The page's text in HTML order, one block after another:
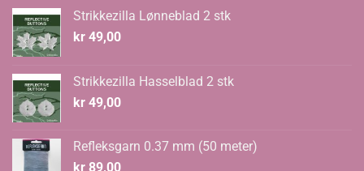
Strikkezilla Lønneblad 2 stk
kr 49,00
Strikkezilla Hasselblad 2 stk
kr 49,00
Refleksgarn 0.37 mm (50 meter)
kr 89,00